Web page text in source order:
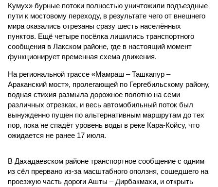
Кумух» бурные потоки полностью уничтожили подъездные
пути к мостовому переходу, в результате чего от внешнего
мира оказались отрезаны сразу шесть населённых
пунктов. Ещё четыре посёлка лишились транспортного
сообщения в Лакском районе, где в настоящий момент
функционирует временная схема движения.
На региональной трассе «Мамраш – Ташкапур –
Араканский мост», пролегающей по Гергебильскому району,
водная стихия размыла дорожное полотно на семи
различных отрезках, и весь автомобильный поток был
вынужденно пущен по альтернативным маршрутам до тех
пор, пока не спадёт уровень воды в реке Кара-Койсу, что
ожидается не ранее 17 июля.
В Дахадаевском районе транспортное сообщение с одним
из сёл прервано из-за масштабного оползня, сошедшего на
проезжую часть дороги Ашты – Дирбакмахи, и открыть